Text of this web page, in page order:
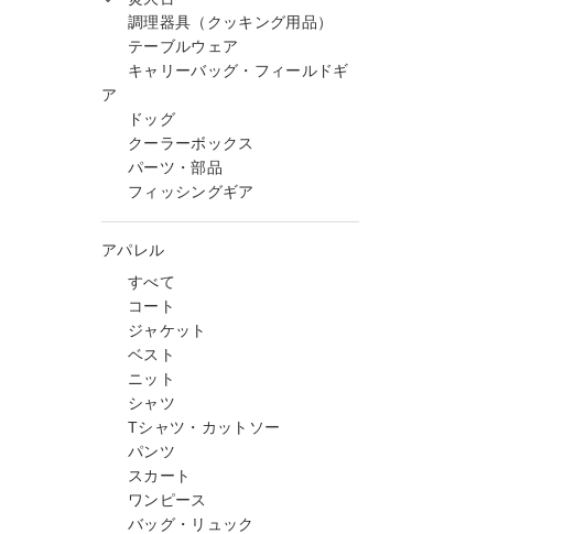
調理器具（クッキング用品）
テーブルウェア
キャリーバッグ・フィールドギ
ア
ドッグ
クーラーボックス
パーツ・部品
フィッシングギア
アパレル
すべて
コート
ジャケット
ベスト
ニット
シャツ
Tシャツ・カットソー
パンツ
スカート
ワンピース
バッグ・リュック